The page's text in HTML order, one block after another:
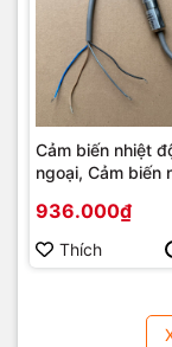
Cảm biến nhiệt
ngoại, Cảm biến
4-20mA, 1-5Vdc,
936.000₫
Thích